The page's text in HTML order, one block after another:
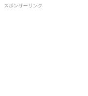
スポンサーリンク